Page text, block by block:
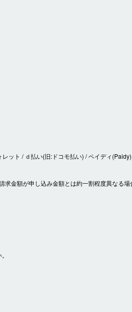
ット / ｄ払い(旧:ドコモ払い) / ペイディ(Paidy)
金額が申し込み金額とは約一割程度異なる